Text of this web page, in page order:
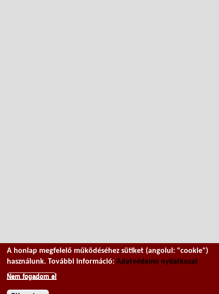
A honlap megfelelő működéséhez sütiket (angolul: "cookie")
használunk. További információ: Adatvédelmi nyilatkozat
Nem fogadom el